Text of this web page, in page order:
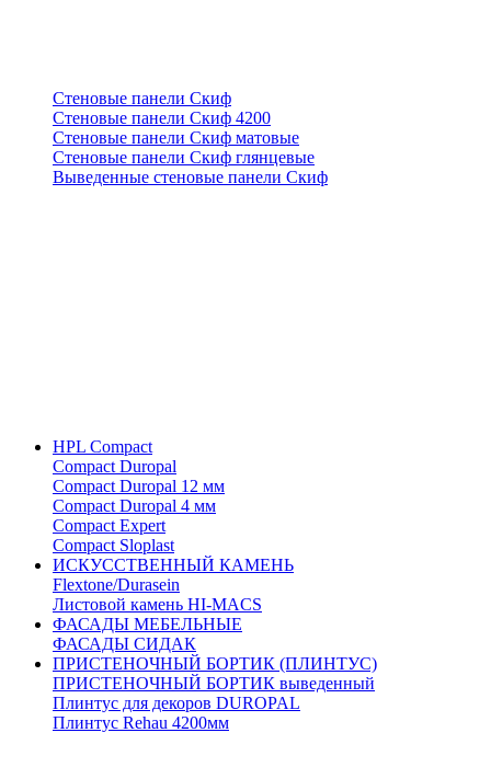
Стеновые панели Скиф
Стеновые панели Скиф 4200
Стеновые панели Скиф матовые
Стеновые панели Скиф глянцевые
Выведенные стеновые панели Скиф
HPL Compact
Compact Duropal
Compact Duropal 12 мм
Compact Duropal 4 мм
Compact Expert
Compact Sloplast
ИСКУССТВЕННЫЙ КАМЕНЬ
Flextone/Durasein
Листовой камень HI-MACS
ФАСАДЫ МЕБЕЛЬНЫЕ
ФАСАДЫ СИДАК
ПРИСТЕНОЧНЫЙ БОРТИК (ПЛИНТУС)
ПРИСТЕНОЧНЫЙ БОРТИК выведенный
Плинтус для декоров DUROPAL
Плинтус Rehau 4200мм